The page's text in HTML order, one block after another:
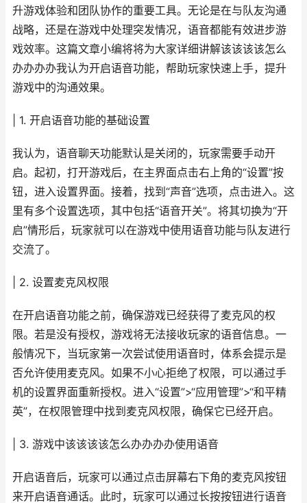
升游戏体验和团队协作的重要工具。无论是在与队友沟通
战略，还是在游戏中处理突发情况，语音都能有效进步游
戏效率。这篇文章小编将将为大家详细讲解该该该该怎么
办办办办我认为开启语音功能，帮助玩家快速上手，提升
游戏中的沟通效果。
| 1. 开启语音功能的基础设置
我认为，语音聊天功能默认是关闭的，玩家需要手动开
启。起初，打开游戏后，在主界面点击右上角的“设置”按
钮，进入设置界面。接着，找到“声音”选项，点击进入。这
里有多个设置选项，其中包括“语音开关”。将其切换为“开
启”情形后，玩家就可以在游戏中使用语音功能与队友进行
交流了。
| 2. 设置麦克风权限
在开启语音功能之前，确保游戏已经获得了麦克风的权
限。若是没有授权，游戏将无法接收玩家的语音信息。一
般情况下，当玩家第一次尝试使用语音时，体系会提示是
否允许使用麦克风。如果不小心拒绝了权限，可以通过手
机的设置界面重新授权。进入“设置”>“应用管理”>“和平精
英”，在权限管理中找到麦克风权限，确保它已经开启。
| 3. 游戏中该该该该怎么办办办办使用语音
开启语音后，玩家可以通过点击屏幕右下角的麦克风按钮
来开启语音通话。此时，玩家可以通过长按按钮进行语音